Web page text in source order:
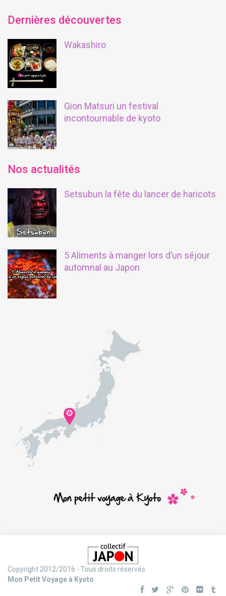
Dernières découvertes
Wakashiro
Gion Matsuri un festival
incontournable de kyoto
Nos actualités
Setsubun la fête du lancer de haricots
5 Aliments à manger lors d’un séjour
automnal au Japon
Copyright 2012/2016 - Tous droits réservés
Mon Petit Voyage à Kyoto